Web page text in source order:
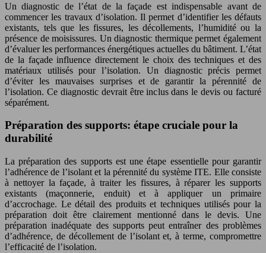
Un diagnostic de l’état de la façade est indispensable avant de
commencer les travaux d’isolation. Il permet d’identifier les défauts
existants, tels que les fissures, les décollements, l’humidité ou la
présence de moisissures. Un diagnostic thermique permet également
d’évaluer les performances énergétiques actuelles du bâtiment. L’état
de la façade influence directement le choix des techniques et des
matériaux utilisés pour l’isolation. Un diagnostic précis permet
d’éviter les mauvaises surprises et de garantir la pérennité de
l’isolation. Ce diagnostic devrait être inclus dans le devis ou facturé
séparément.
Préparation des supports: étape cruciale pour la
durabilité
La préparation des supports est une étape essentielle pour garantir
l’adhérence de l’isolant et la pérennité du système ITE. Elle consiste
à nettoyer la façade, à traiter les fissures, à réparer les supports
existants (maçonnerie, enduit) et à appliquer un primaire
d’accrochage. Le détail des produits et techniques utilisés pour la
préparation doit être clairement mentionné dans le devis. Une
préparation inadéquate des supports peut entraîner des problèmes
d’adhérence, de décollement de l’isolant et, à terme, compromettre
l’efficacité de l’isolation.